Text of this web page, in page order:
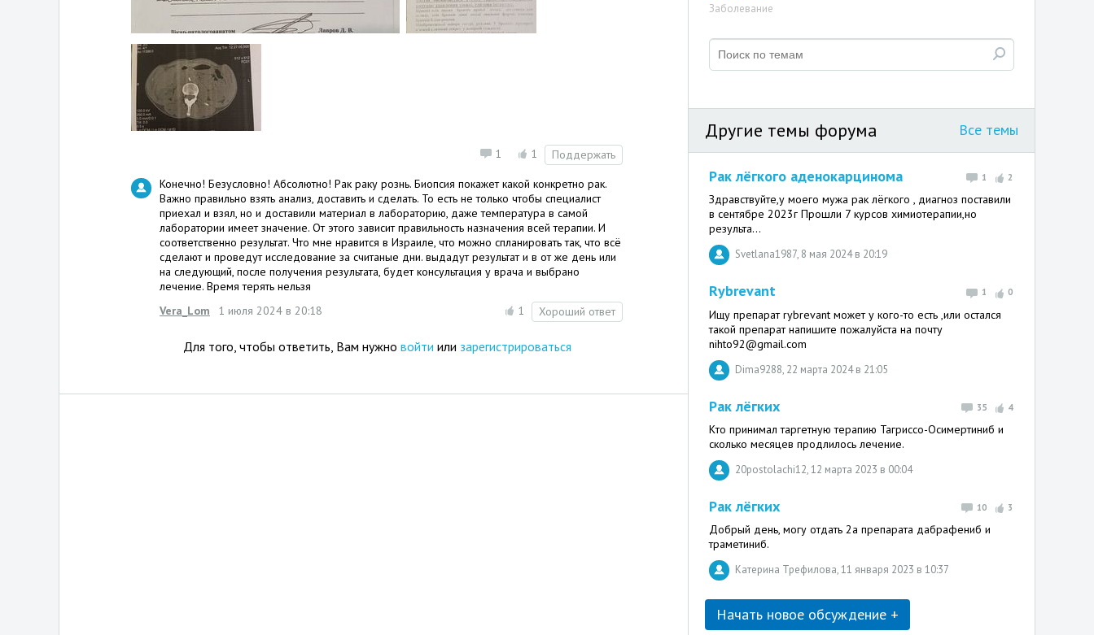
1 1
Поддержать
Конечно! Безусловно! Абсолютно! Рак раку рознь. Биопсия покажет какой конкретно рак.
Важно правильно взять анализ, доставить и сделать. То есть не только чтобы специалист
приехал и взял, но и доставили материал в лабораторию, даже температура в самой
лаборатории имеет значение. От этого зависит правильность назначения всей терапии. И
соответственно результат. Что мне нравится в Израиле, что можно спланировать так, что всё
сделают и проведут исследование за считаные дни. выдадут результат и в от же день или
на следующий, после получения результата, будет консультация у врача и выбрано
лечение. Время терять нельзя
1
Хороший ответ
Vera_Lom 1 июля 2024 в 20:18
Для того, чтобы ответить, Вам нужно войти или зарегистрироваться
Заболевание
Все темы
Другие темы форума
1 2
Рак лёгкого аденокарцинома
Здравствуйте,у моего мужа рак лёгкого , диагноз поставили
в сентябре 2023г Прошли 7 курсов химиотерапии,но
результа...
Svetlana1987, 8 мая 2024 в 20:19
1 0
Rybrevant
Ищу препарат rybrevant может у кого-то есть ,или остался
такой препарат напишите пожалуйста на почту
nihto92@gmail.com
Dima9288, 22 марта 2024 в 21:05
35 4
Рак лёгких
Кто принимал таргетную терапию Тагриссо-Осимертиниб и
сколько месяцев продлилось лечение.
20postolachi12, 12 марта 2023 в 00:04
10 3
Рак лёгких
Добрый день, могу отдать 2а препарата дабрафениб и
траметиниб.
Катерина Трефилова, 11 января 2023 в 10:37
Начать новое обсуждение +